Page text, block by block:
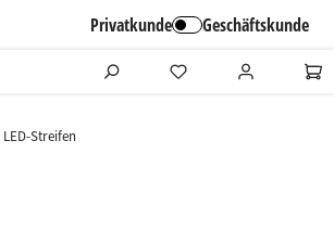
Privatkunde Geschäftskunde
LED-Streifen